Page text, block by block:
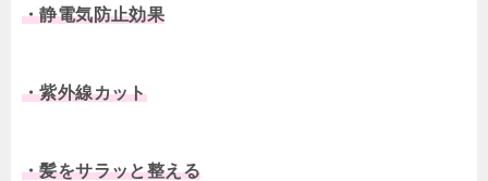
・静電気防止効果
・紫外線カット
・髪をサラッと整える